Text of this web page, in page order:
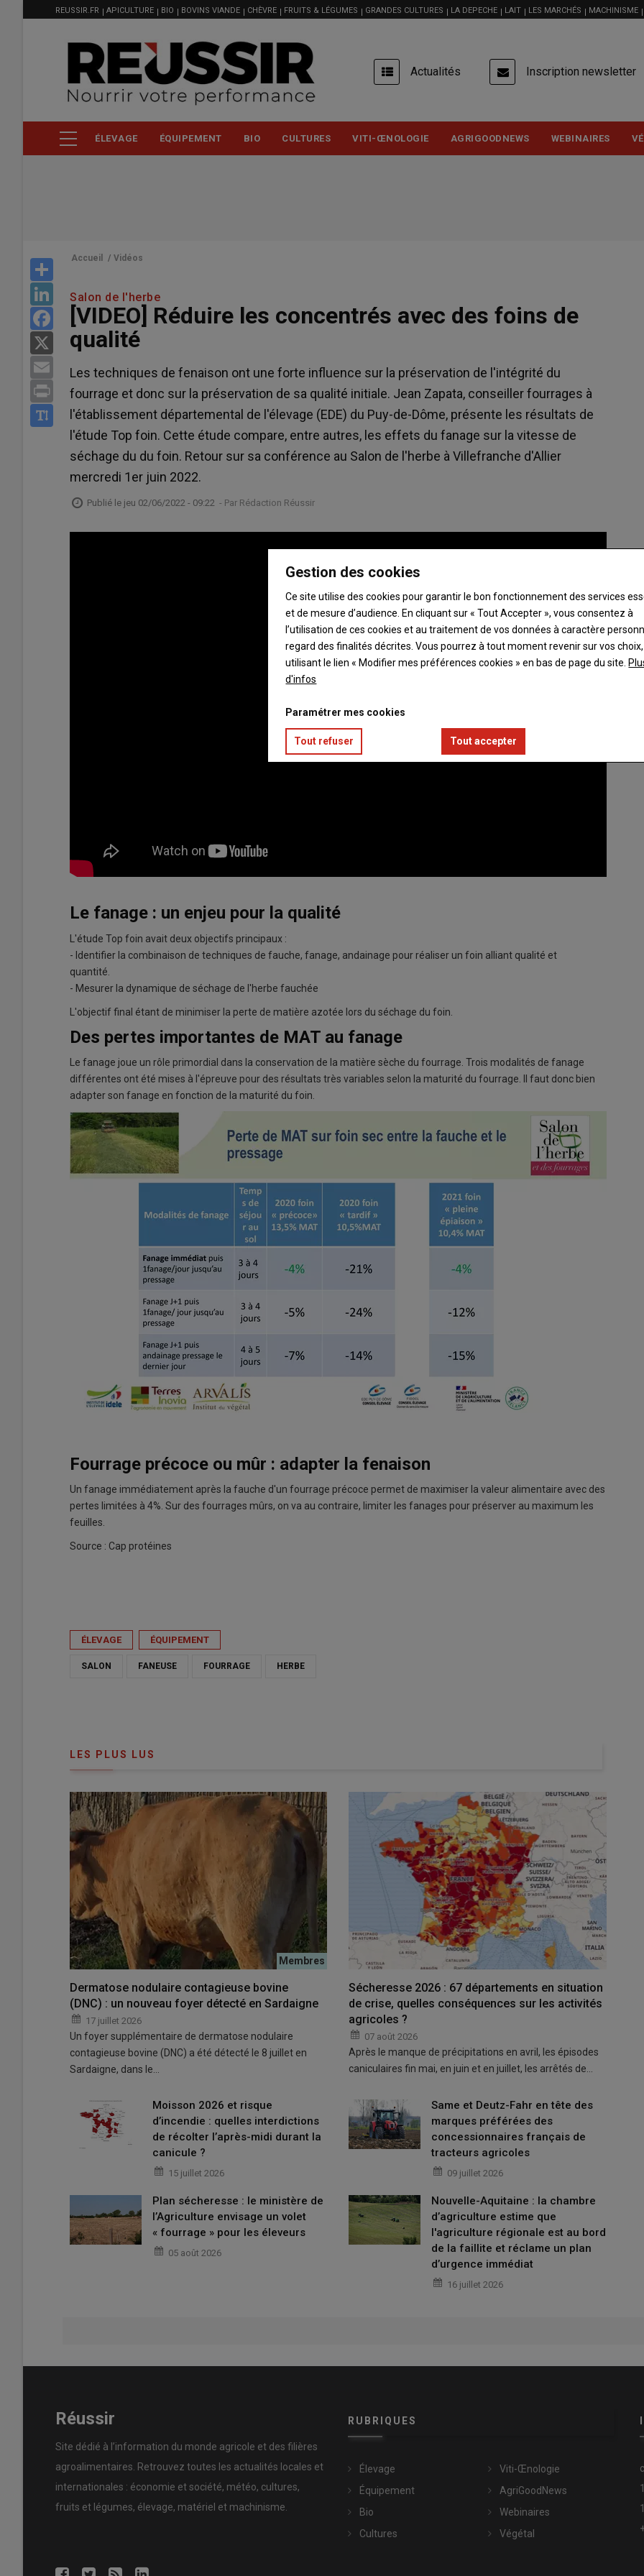
MENU
FILIÈRE
REUSSIR.FR APICULTURE BIO BOVINS VIANDE CHÈVRE FRUITS & LÉGUMES GRANDES CULTURES LA DEPECHE LAIT LES MARCHÉS MACHINISME
USER
ACCOUNT
MENU
Actualités Inscription newsletter
ÉLEVAGE ÉQUIPEMENT BIO CULTURES VITI-ŒNOLOGIE AGRIGOODNEWS WEBINAIRES
LinkedIn
Facebook
Email
Print
Accueil / Vidéos
Salon de l'herbe
[VIDEO] Réduire les concentrés avec des foins de
qualité
Les techniques de fenaison ont une forte influence sur la préservation de l'intégrité du
fourrage et donc sur la préservation de sa qualité initiale. Jean Zapata, conseiller fourrages à
l'établissement départemental de l'élevage (EDE) du Puy-de-Dôme, présente les résultats de
l'étude Top foin. Cette étude compare, entre autres, les effets du fanage sur la vitesse de
séchage du du foin. Retour sur sa conférence au Salon de l'herbe à Villefranche d'Allier
mercredi 1er juin 2022.
Publié le jeu 02/06/2022 - 09:22 - Par Rédaction Réussir
Le fanage : un enjeu pour la qualité
L'étude Top foin avait deux objectifs principaux :
- Identifier la combinaison de techniques de fauche, fanage, andainage pour réaliser un foin alliant qualité et
quantité.
- Mesurer la dynamique de séchage de l'herbe fauchée
L'objectif final étant de minimiser la perte de matière azotée lors du séchage du foin.
Des pertes importantes de MAT au fanage
Le fanage joue un rôle primordial dans la conservation de la matière sèche du fourrage. Trois modalités de fanage
différentes ont été mises à l'épreuve pour des résultats très variables selon la maturité du fourrage. Il faut donc bien
adapter son fanage en fonction de la maturité du foin.
Fourrage précoce ou mûr : adapter la fenaison
Un fanage immédiatement après la fauche d'un fourrage précoce permet de maximiser la valeur alimentaire avec des
pertes limitées à 4%. Sur des fourrages mûrs, on va au contraire, limiter les fanages pour préserver au maximum les
feuilles.
Source : Cap protéines
ÉLEVAGE ÉQUIPEMENT
SALON FANEUSE FOURRAGE HERBE
LES PLUS LUS
Dermatose nodulaire contagieuse bovine
(DNC) : un nouveau foyer détecté en Sardaigne
17 juillet 2026
Un foyer supplémentaire de dermatose nodulaire
contagieuse bovine (DNC) a été détecté le 8 juillet en
Sardaigne, dans le…
Sécheresse 2026 : 67 départements en situation
de crise, quelles conséquences sur les activités
agricoles ?
07 août 2026
Après le manque de précipitations en avril, les épisodes
caniculaires fin mai, en juin et en juillet, les arrêtés de…
Moisson 2026 et risque
d’incendie : quelles interdictions
de récolter l’après-midi durant la
canicule ?
15 juillet 2026
Same et Deutz-Fahr en tête des
marques préférées des
concessionnaires français de
tracteurs agricoles
09 juillet 2026
Plan sécheresse : le ministère de
l’Agriculture envisage un volet
« fourrage » pour les éleveurs
05 août 2026
Nouvelle-Aquitaine : la chambre
d’agriculture estime que
l'agriculture régionale est au bord
de la faillite et réclame un plan
d’urgence immédiat
16 juillet 2026
Réussir
Site dédié à l’information du monde agricole et des filières
agroalimentaires. Retrouvez toutes les actualités locales et
internationales : économie et société, météo, cultures,
fruits et légumes, élevage, matériel et machinisme.
RUBRIQUES
Élevage
Équipement
Bio
Cultures
Viti-Œnologie
AgriGoodNews
Webinaires
Végétal
Gestion des cookies
Ce site utilise des cookies pour garantir le bon fonctionnement des services
et de mesure d’audience. En cliquant sur « Tout Accepter », vous consentez à
l’utilisation de ces cookies et au traitement de vos données à caractère
regard des finalités décrites. Vous pourrez à tout moment revenir sur vos
utilisant le lien « Modifier mes préférences cookies » en bas de page du site.
d'infos
Paramétrer mes cookies
Tout refuser Tout accepter